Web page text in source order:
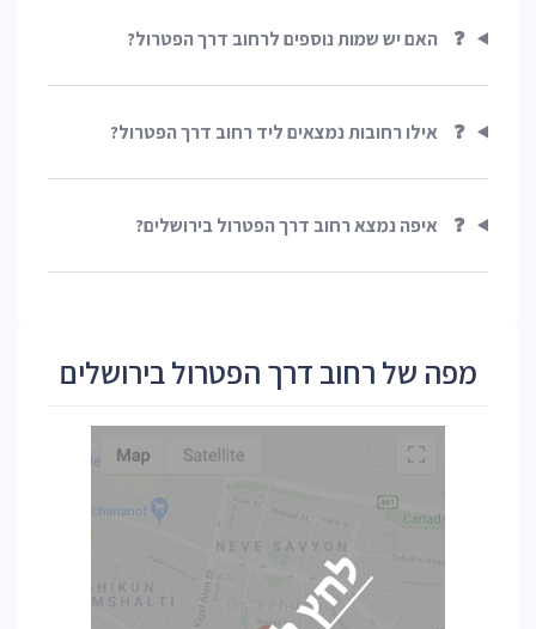
❓ האם יש שמות נוספים לרחוב דרך הפטרול?
❓ אילו רחובות נמצאים ליד רחוב דרך הפטרול?
❓ איפה נמצא רחוב דרך הפטרול בירושלים?
מפה של רחוב דרך הפטרול בירושלים